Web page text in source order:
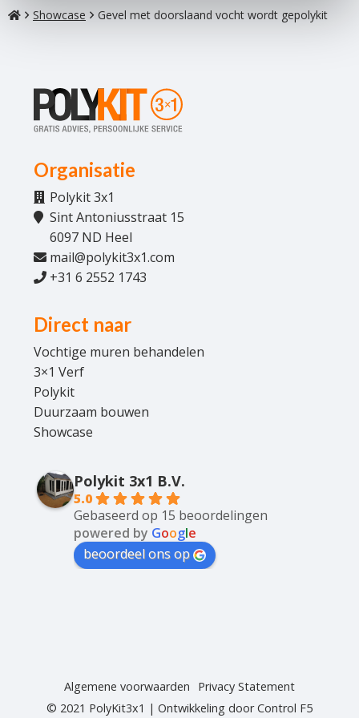
Home
Showcase Gevel met doorslaand vocht wordt gepolykit
Organisatie
Polykit 3x1
Sint Antoniusstraat 15
6097 ND Heel
mail@polykit3x1.com
+31 6 2552 1743
Direct naar
Vochtige muren behandelen
3×1 Verf
Polykit
Duurzaam bouwen
Showcase
Polykit 3x1 B.V.
5.0
Gebaseerd op 15 beoordelingen
powered by Google
beoordeel ons op
Algemene voorwaarden
Privacy Statement
© 2021 PolyKit3x1 | Ontwikkeling doorControl F5